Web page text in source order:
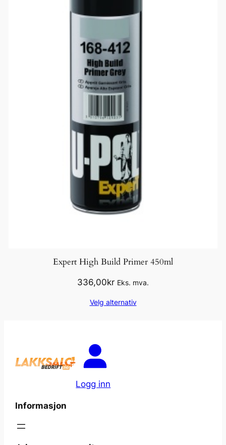
Expert High Build Primer 450ml
336,00kr Eks. mva.
Velg alternativ
Logg inn
Informasjon